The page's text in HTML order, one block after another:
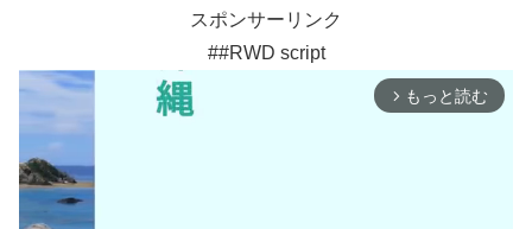
スポンサーリンク
##RWD script
arrow_forward_ios もっと読む